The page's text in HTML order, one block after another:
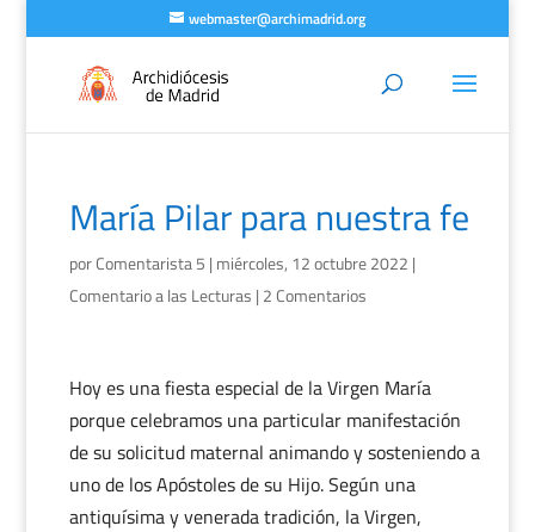
webmaster@archimadrid.org
María Pilar para nuestra fe
porComentarista 5 | miércoles, 12 octubre 2022 |
Comentario a las Lecturas | 2 Comentarios
Hoy es una fiesta especial de la Virgen María
porque celebramos una particular manifestación
de su solicitud maternal animando y sosteniendo a
uno de los Apóstoles de su Hijo. Según una
antiquísima y venerada tradición, la Virgen,